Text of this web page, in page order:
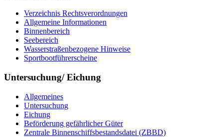
Verzeichnis Rechtsverordnungen
Allgemeine Informationen
Binnenbereich
Seebereich
Wasserstraßenbezogene Hinweise
Sportbootführerscheine
Untersuchung/ Eichung
Allgemeines
Untersuchung
Eichung
Beförderung gefährlicher Güter
Zentrale Binnenschiffsbestandsdatei (ZBBD)